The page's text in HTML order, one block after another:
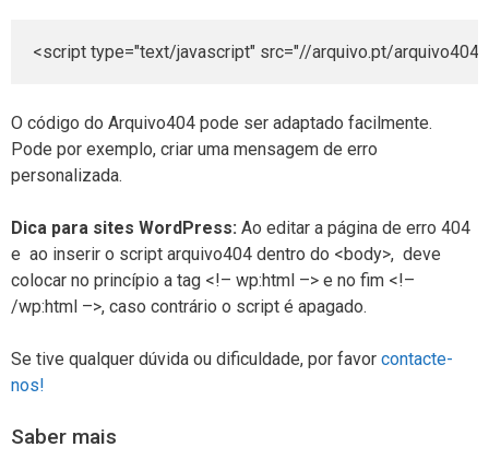
<script type="text/javascript" src="//arquivo.pt/
O código do Arquivo404 pode ser adaptado facilmente.
Pode por exemplo, criar uma mensagem de erro
personalizada.
Dica para sites WordPress: Ao editar a página de erro 404
e ao inserir o script arquivo404 dentro do <body>, deve
colocar no princípio a tag <!– wp:html –> e no fim <!–
/wp:html –>, caso contrário o script é apagado.
Se tive qualquer dúvida ou dificuldade, por favor contacte-
nos!
Saber mais